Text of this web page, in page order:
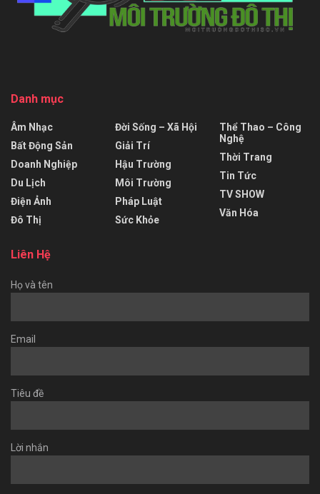
Danh mục
Âm Nhạc
Bất Động Sản
Doanh Nghiệp
Du Lịch
Điện Ảnh
Đô Thị
Đời Sống – Xã Hội
Giải Trí
Hậu Trường
Môi Trường
Pháp Luật
Sức Khỏe
Thể Thao – Công
Nghệ
Thời Trang
Tin Tức
TV SHOW
Văn Hóa
Liên Hệ
Họ và tên
Email
Tiêu đề
Lời nhắn